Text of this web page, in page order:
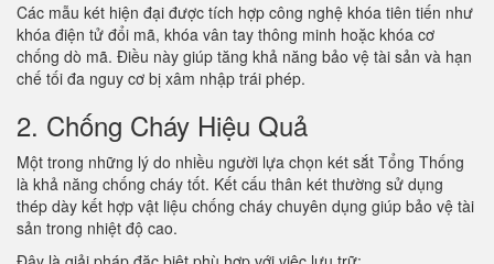
Các mẫu két hiện đại được tích hợp công nghệ khóa tiên tiến như
khóa điện tử đổi mã, khóa vân tay thông minh hoặc khóa cơ
chống dò mã. Điều này giúp tăng khả năng bảo vệ tài sản và hạn
chế tối đa nguy cơ bị xâm nhập trái phép.
2. Chống Cháy Hiệu Quả
Một trong những lý do nhiều người lựa chọn két sắt Tổng Thống
là khả năng chống cháy tốt. Kết cấu thân két thường sử dụng
thép dày kết hợp vật liệu chống cháy chuyên dụng giúp bảo vệ tài
sản trong nhiệt độ cao.